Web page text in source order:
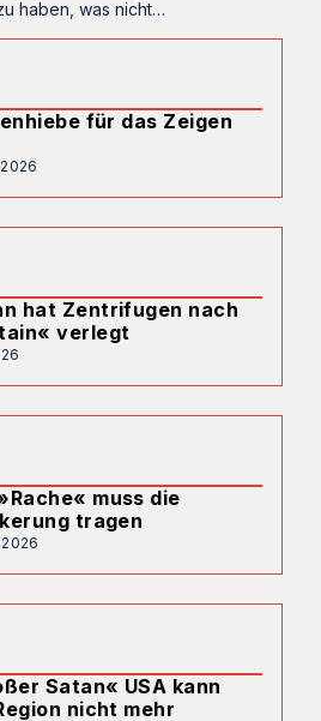
haben, was nicht…
für das Zeigen
hat Zentrifugen nach
verlegt
muss die
tragen
Satan« USA kann
nicht mehr